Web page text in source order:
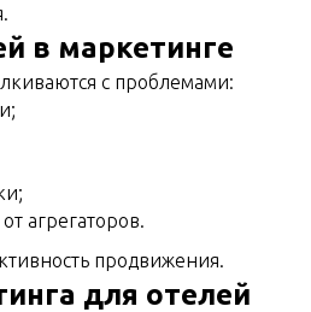
в маркетинге
с проблемами:
агрегаторов.
продвижения.
для отелей